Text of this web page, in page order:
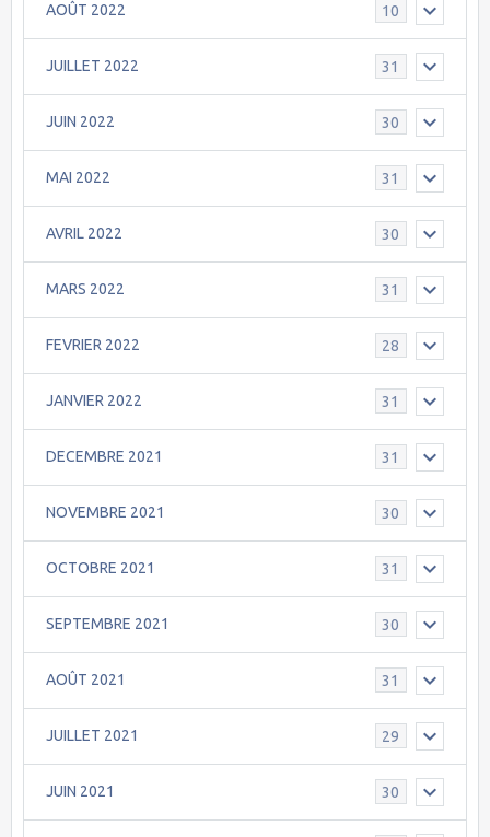
AOÛT 2022 10
JUILLET 2022 31
JUIN 2022 30
MAI 2022 31
AVRIL 2022 30
MARS 2022 31
FEVRIER 2022 28
JANVIER 2022 31
DECEMBRE 2021 31
NOVEMBRE 2021 30
OCTOBRE 2021 31
SEPTEMBRE 2021 30
AOÛT 2021 31
JUILLET 2021 29
JUIN 2021 30